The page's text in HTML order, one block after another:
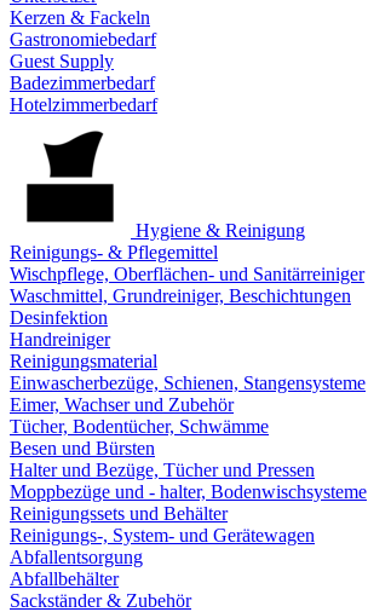
Kerzen & Fackeln
Gastronomiebedarf
Guest Supply
Badezimmerbedarf
Hotelzimmerbedarf
Hygiene & Reinigung
Reinigungs- & Pflegemittel
Wischpflege, Oberflächen- und Sanitärreiniger
Waschmittel, Grundreiniger, Beschichtungen
Desinfektion
Handreiniger
Reinigungsmaterial
Einwascherbezüge, Schienen, Stangensysteme
Eimer, Wachser und Zubehör
Tücher, Bodentücher, Schwämme
Besen und Bürsten
Halter und Bezüge, Tücher und Pressen
Moppbezüge und - halter, Bodenwischsysteme
Reinigungssets und Behälter
Reinigungs-, System- und Gerätewagen
Abfallentsorgung
Abfallbehälter
Sackständer & Zubehör